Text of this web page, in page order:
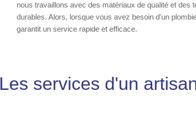
nous travaillons avec des matériaux de qualité et des
durables. Alors, lorsque vous avez besoin d'un
garantit un service rapide et efficace.
Les services d'un